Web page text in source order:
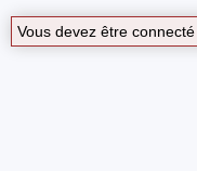
Vous devez être